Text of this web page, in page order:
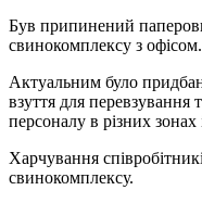
Був припинений
свинокомплексу з офісом.
Актуальним було
взуття для перевзування
персоналу в різних зонах
Харчування
свинокомплексу.